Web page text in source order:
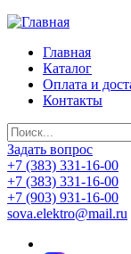
Главная
Каталог
Оплата и
Контакты
Задать вопрос
+7 (383) 331-16-00
+7 (383) 331-16-00
+7 (903) 931-16-00
sova.elektro@mail.ru